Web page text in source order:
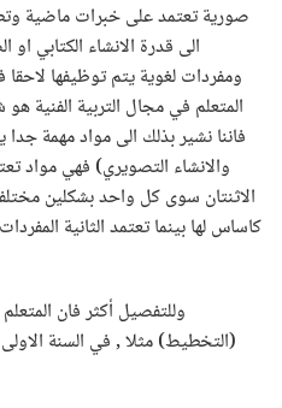
صورية تعتمد على خبرات ماضية
الى قدرة الانشاء الكتابي
ومفردات لغوية يتم توظيفها لاحقا
المتعلم في مجال التربية
فاننا نشير بذلك الى مواد مهمة
والانشاء التصويري) فهي مواد
الاثنتان سوى كل واحد بشكلين
كاساس لها بينما تعتمد الثانية
وللتفصيل أكثر فان
(التخطيط) مثلا , في السنة